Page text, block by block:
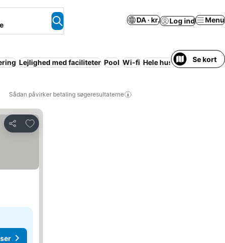
DA · kr. Log ind Menu
Lejlighed med faciliteter Pool Wi-fi Hele huset/lejligheden
Se kort
Sådan påvirker betaling søgeresultaterne
Del
Føj til favoritter